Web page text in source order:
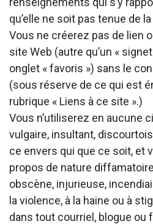
qu’elle ne soit pas tenue de
Vous ne créerez pas de lien
site Web (autre qu’un «
onglet « favoris ») sans le
(sous réserve de ce qui est
rubrique « Liens à ce site ».)
Vous n’utiliserez en aucune
vulgaire, insultant,
ce envers qui que ce soit, et
propos de nature
obscène, injurieuse,
la violence, à la haine ou à
dans tout courriel, blogue ou